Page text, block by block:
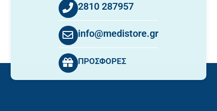
2810 287957
info@medistore.gr
ΠΡΟΣΦΟΡΕΣ